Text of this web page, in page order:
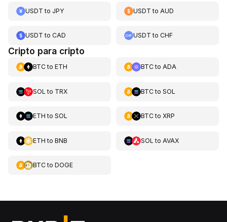
USDT to JPY USDT to AUD
USDT to CAD USDT toCHF
Cripto para cripto
BTCto ETH BTCto ADA
SOL to TRX BTCto SOL
ETH to SOL BTCto XRP
ETH to BNB SOL to AVAX
BTCto DOGE